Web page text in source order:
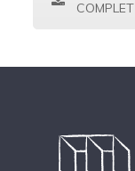
COMPLET